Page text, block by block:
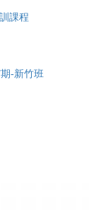
課程
-新竹班